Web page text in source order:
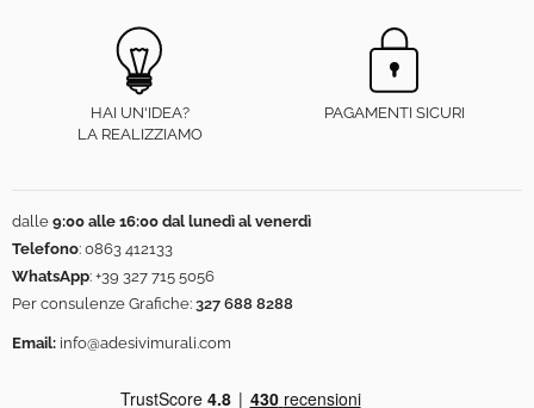
HAI UN'IDEA?
LA REALIZZIAMO
PAGAMENTI SICURI
dalle 9:00 alle 16:00 dal lunedì al venerdì
Telefono: 0863 412133
WhatsApp: +39 327 715 5056
Per consulenze Grafiche: 327 688 8288
Email: info@adesivimurali.com